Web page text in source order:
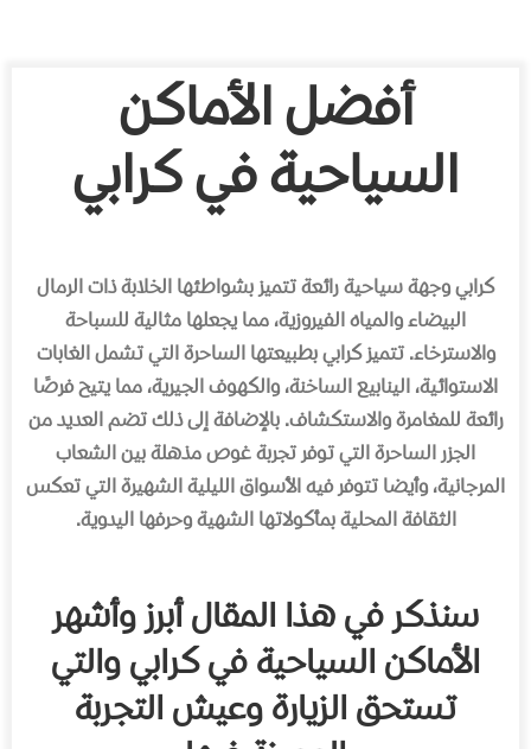
أفضل الأماكن
السياحية في كرابي
كرابي وجهة سياحية رائعة تتميز بشواطئها الخلابة ذات الرمال
البيضاء والمياه الفيروزية، مما يجعلها مثالية للسباحة
والاسترخاء. تتميز كرابي بطبيعتها الساحرة التي تشمل الغابات
الاستوائية، الينابيع الساخنة، والكهوف الجيرية، مما يتيح فرصًا
رائعة للمغامرة والاستكشاف. بالإضافة إلى ذلك تضم العديد من
الجزر الساحرة التي توفر تجربة غوص مذهلة بين الشعاب
المرجانية، وأيضا تتوفر فيه الأسواق الليلية الشهيرة التي تعكس
الثقافة المحلية بمأكولاتها الشهية وحرفها اليدوية.
سنذكر في هذا المقال أبرز وأشهر
الأماكن السياحية في كرابي والتي
تستحق الزيارة وعيش التجربة